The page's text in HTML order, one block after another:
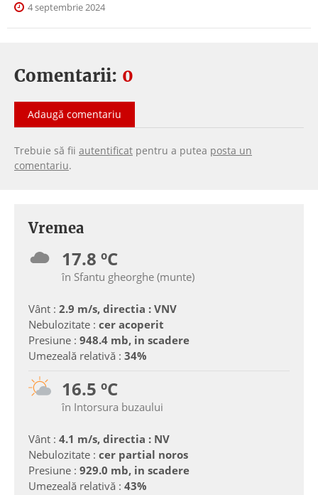
4 septembrie 2024
Comentarii: 0
Adaugă comentariu
Trebuie să fii autentificat pentru a putea posta un
comentariu.
Vremea
17.8 ºC
în Sfantu gheorghe (munte)
Vânt : 2.9 m/s, directia : VNV
Nebulozitate : cer acoperit
Presiune : 948.4 mb, in scadere
Umezeală relativă : 34%
16.5 ºC
în Intorsura buzaului
Vânt : 4.1 m/s, directia : NV
Nebulozitate : cer partial noros
Presiune : 929.0 mb, in scadere
Umezeală relativă : 43%